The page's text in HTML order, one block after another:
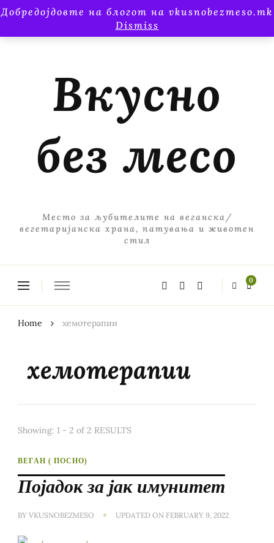
Добредојдовте на блогот на vkusnobezmeso.mk
Dismiss
Вкусно
без месо
Место за љубителите на веганска/
вегетаријанска храна, патувања и животен
стил
0
Home хемотерапии
хемотерапии
Showing: 1 - 2 of 2 RESULTS
ВЕГАН ( ПОСНО)
Појадок за јак имунитет
BY VKUSNOBEZMESO UPDATED ON FEBRUARY 9, 2022